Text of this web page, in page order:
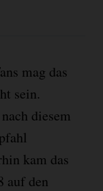
mag das
sein.
diesem
kam das
auf den